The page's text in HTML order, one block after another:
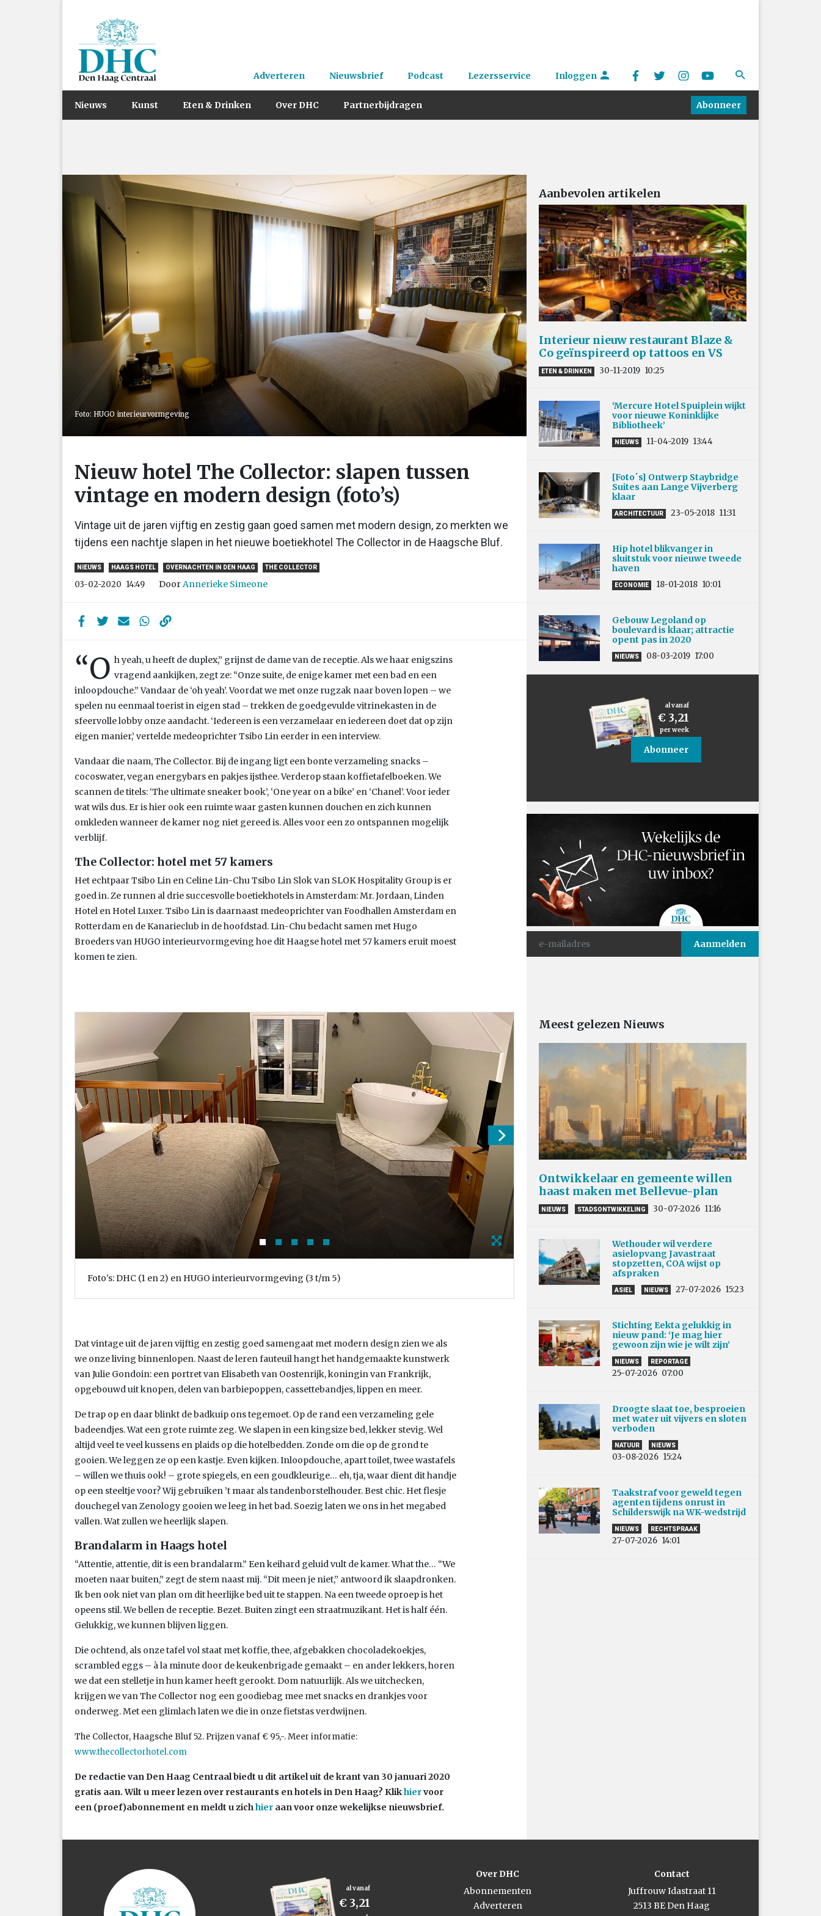
Adverteren Nieuwsbrief Podcast Lezersservice Inloggen
Nieuws Kunst Eten & Drinken Over DHC Partnerbijdragen Abonneer
Foto: HUGO interieurvormgeving
Nieuw hotel The Collector: slapen tussen
vintage en modern design (foto’s)
Vintage uit de jaren vijftig en zestig gaan goed samen met modern design, zo merkten we
tijdens een nachtje slapen in het nieuwe boetiekhotel The Collector in de Haagsche Bluf.
NIEUWS HAAGS HOTEL OVERNACHTEN IN DEN HAAG THE COLLECTOR
03-02-2020 14:49 Door Annerieke Simeone
“O h yeah, u heeft de duplex,” grijnst de dame van de receptie. Als we haar enigszins
vragend aankijken, zegt ze: “Onze suite, de enige kamer met een bad en een
inloopdouche.” Vandaar de ‘oh yeah’. Voordat we met onze rugzak naar boven lopen – we
spelen nu eenmaal toerist in eigen stad – trekken de goedgevulde vitrinekasten in de
sfeervolle lobby onze aandacht. ‘Iedereen is een verzamelaar en iedereen doet dat op zijn
eigen manier,’ vertelde medeoprichter Tsibo Lin eerder in een interview.
Vandaar die naam, The Collector. Bij de ingang ligt een bonte verzameling snacks –
cocoswater, vegan energybars en pakjes ijsthee. Verderop staan koffietafelboeken. We
scannen de titels: ‘The ultimate sneaker book’, ‘One year on a bike’ en ‘Chanel’. Voor ieder
wat wils dus. Er is hier ook een ruimte waar gasten kunnen douchen en zich kunnen
omkleden wanneer de kamer nog niet gereed is. Alles voor een zo ontspannen mogelijk
verblijf.
The Collector: hotel met 57 kamers
Het echtpaar Tsibo Lin en Celine Lin-Chu Tsibo Lin Slok van SLOK Hospitality Group is er
goed in. Ze runnen al drie succesvolle boetiekhotels in Amsterdam: Mr. Jordaan, Linden
Hotel en Hotel Luxer. Tsibo Lin is daarnaast medeoprichter van Foodhallen Amsterdam en
Rotterdam en de Kanarieclub in de hoofdstad. Lin-Chu bedacht samen met Hugo
Broeders van HUGO interieurvormgeving hoe dit Haagse hotel met 57 kamers eruit moest
komen te zien.
Foto's: DHC (1 en 2) en HUGO interieurvormgeving (3 t/m 5)
Dat vintage uit de jaren vijftig en zestig goed samengaat met modern design zien we als
we onze living binnenlopen. Naast de leren fauteuil hangt het handgemaakte kunstwerk
van Julie Gondoin: een portret van Elisabeth van Oostenrijk, koningin van Frankrijk,
opgebouwd uit knopen, delen van barbiepoppen, cassettebandjes, lippen en meer.
De trap op en daar blinkt de badkuip ons tegemoet. Op de rand een verzameling gele
badeendjes. Wat een grote ruimte zeg. We slapen in een kingsize bed, lekker stevig. Wel
altijd veel te veel kussens en plaids op die hotelbedden. Zonde om die op de grond te
gooien. We leggen ze op een kastje. Even kijken. Inloopdouche, apart toilet, twee wastafels
– willen we thuis ook! – grote spiegels, en een goudkleurige… eh, tja, waar dient dit handje
op een steeltje voor? Wij gebruiken ’t maar als tandenborstelhouder. Best chic. Het flesje
douchegel van Zenology gooien we leeg in het bad. Soezig laten we ons in het megabed
vallen. Wat zullen we heerlijk slapen.
Brandalarm in Haags hotel
“Attentie, attentie, dit is een brandalarm.” Een keihard geluid vult de kamer. What the… “We
moeten naar buiten,” zegt de stem naast mij. “Dit meen je niet,” antwoord ik slaapdronken.
Ik ben ook niet van plan om dit heerlijke bed uit te stappen. Na een tweede oproep is het
opeens stil. We bellen de receptie. Bezet. Buiten zingt een straatmuzikant. Het is half één.
Gelukkig, we kunnen blijven liggen.
Die ochtend, als onze tafel vol staat met koffie, thee, afgebakken chocoladekoekjes,
scrambled eggs – à la minute door de keukenbrigade gemaakt – en ander lekkers, horen
we dat een stelletje in hun kamer heeft gerookt. Dom natuurlijk. Als we uitchecken,
krijgen we van The Collector nog een goodiebag mee met snacks en drankjes voor
onderweg. Met een glimlach laten we die in onze fietstas verdwijnen.
The Collector, Haagsche Bluf 52. Prijzen vanaf € 95,-. Meer informatie:
www.thecollectorhotel.com
De redactie van Den Haag Centraal biedt u dit artikel uit de krant van 30 januari 2020
gratis aan. Wilt u meer lezen over restaurants en hotels in Den Haag? Klikhiervoor
een (proef)abonnement en meldt u zichhier aan voor onze wekelijkse nieuwsbrief.
Aanbevolen artikelen
Interieur nieuw restaurant Blaze &
Co geïnspireerd op tattoos en VS
ETEN & DRINKEN 30-11-2019 10:25
‘Mercure Hotel Spuiplein wijkt
voor nieuwe Koninklijke
Bibliotheek’
NIEUWS 11-04-2019 13:44
[Foto´s] Ontwerp Staybridge
Suites aan Lange Vijverberg
klaar
ARCHITECTUUR 23-05-2018 11:31
Hip hotel blikvanger in
sluitstuk voor nieuwe tweede
haven
ECONOMIE 18-01-2018 10:01
Gebouw Legoland op
boulevard is klaar; attractie
opent pas in 2020
NIEUWS 08-03-2019 17:00
al vanaf
€ 3,21
per week
Abonneer
Meest gelezen Nieuws
Ontwikkelaar en gemeente willen
haast maken met Bellevue-plan
NIEUWS STADSONTWIKKELING 30-07-2026 11:16
Wethouder wil verdere
asielopvang Javastraat
stopzetten, COA wijst op
afspraken
ASIEL NIEUWS 27-07-2026 15:23
Stichting Eekta gelukkig in
nieuw pand: ‘Je mag hier
gewoon zijn wie je wilt zijn’
NIEUWS REPORTAGE
25-07-2026 07:00
Droogte slaat toe, besproeien
met water uit vijvers en sloten
verboden
NATUUR NIEUWS
03-08-2026 15:24
Taakstraf voor geweld tegen
agenten tijdens onrust in
Schilderswijk na WK-wedstrijd
NIEUWS RECHTSPRAAK
27-07-2026 14:01
al vanaf
€ 3,21
Over DHC
Abonnementen
Adverteren
Contact
Juffrouw Idastraat 11
2513 BE Den Haag